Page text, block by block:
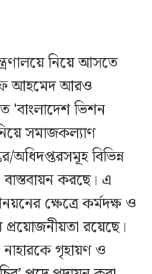
নিয়ে আসতে
আহমেদ আরও
'বাংলাদেশ ভিশন
সমাজকল্যাণ
অধিদপ্তরসমূহ বিভিন্ন
করছে। এ
ক্ষেত্রে কর্মদক্ষ ও
প্রয়োজনীয়তা রয়েছে।
নাহারকে গৃহায়ণ ও